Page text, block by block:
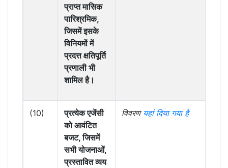
प्राप्त मासिक
पारिश्रमिक,
जिसमें इसके
विनियमों में
प्रदत्त क्षतिपूर्ति
प्रणाली भी
शामिल है।
(10)
प्रत्येक एजेंसी
को आवंटित
बजट, जिसमें
सभी योजनाओं,
प्रस्तावित व्यय
विवरण यहां दिया गया है